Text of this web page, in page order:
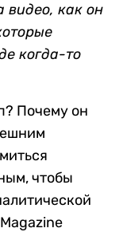
видео, как он
когда-то
Почему он
чтобы